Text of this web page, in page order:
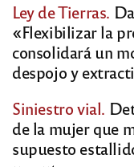
Ley de Tierras.
«Flexibilizar la
consolidará un
despojo y
Siniestro vial.
de la mujer que
supuesto